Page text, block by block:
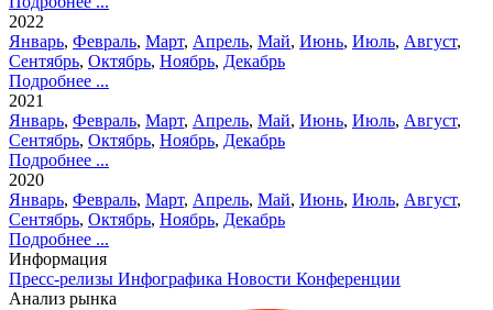
2022
Январь, Февраль, Март, Апрель, Май, Июнь, Июль, Август,
Сентябрь, Октябрь, Ноябрь, Декабрь
Подробнее ...
2021
Январь, Февраль, Март, Апрель, Май, Июнь, Июль, Август,
Сентябрь, Октябрь, Ноябрь, Декабрь
Подробнее ...
2020
Январь, Февраль, Март, Апрель, Май, Июнь, Июль, Август,
Сентябрь, Октябрь, Ноябрь, Декабрь
Подробнее ...
Информация
Пресс-релизы Инфографика Новости Конференции
Анализ рынка